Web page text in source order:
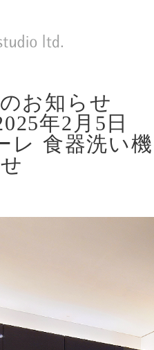
お知らせ
年2月5日
レ 食器洗い